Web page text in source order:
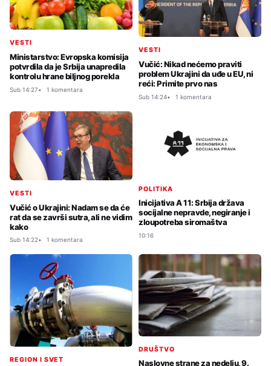
VESTI
Ministarstvo: Evropska komisija
potvrdila da je Srbija unapredila
kontrolu hrane biljnog porekla
Sub 14:27 1 komentara
VESTI
Vučić: Nikad nećemo praviti
problem Ukrajini da uđe u EU, ni
reći: Primite prvo nas
Sub 14:24 1 komentara
VESTI
Vučić o Ukrajini: Nadam se da će
rat da se završi sutra, ali ne vidim
kako
Sub 14:22 1 komentara
POLITIKA
Inicijativa A 11: Srbija država
socijalne nepravde, negiranje i
zloupotreba siromaštva
10:16
REGION I SVET
DRUŠTVO
Naslovne strane za nedelju, 9.